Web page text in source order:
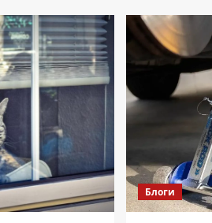
Блоги